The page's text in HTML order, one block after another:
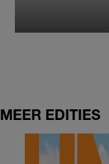
MEER EDITIES